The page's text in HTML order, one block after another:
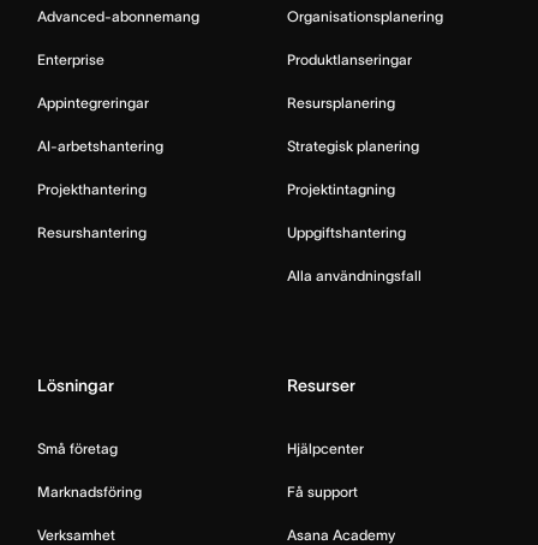
Advanced-abonnemang
Enterprise
Appintegreringar
AI-arbetshantering
Projekthantering
Resurshantering
Organisationsplanering
Produktlanseringar
Resursplanering
Strategisk planering
Projektintagning
Uppgiftshantering
Alla användningsfall
Lösningar
Små företag
Marknadsföring
Verksamhet
Resurser
Hjälpcenter
Få support
Asana Academy